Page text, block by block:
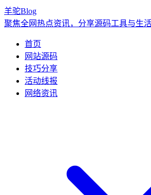
羊驼Blog
聚焦全网热点资讯，分享源码工具与生
首页
网站源码
技巧分享
活动线报
网络资讯